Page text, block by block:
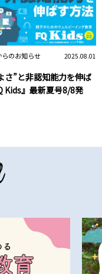
のお知らせ 2025.08.01
さ”と非認知能力を伸ば
Kids』最新夏号8/8発